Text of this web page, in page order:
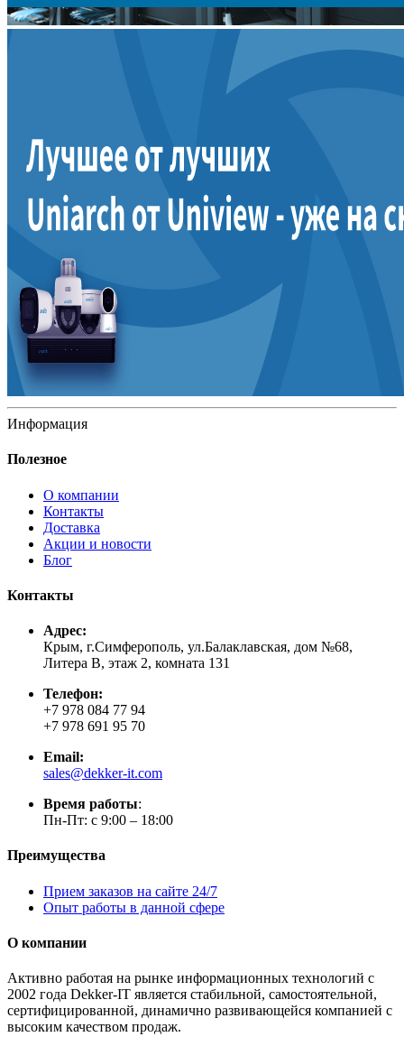
Информация
Полезное
О компании
Контакты
Доставка
Акции и новости
Блог
Контакты
Адрес:
Крым, г.Симферополь, ул.Балаклавская, дом №68,
Литера В, этаж 2, комната 131
Телефон:
+7 978 084 77 94
+7 978 691 95 70
Email:
sales@dekker-it.com
Время работы:
Пн-Пт: с 9:00 – 18:00
Преимущества
Прием заказов на сайте 24/7
Опыт работы в данной сфере
О компании
Активно работая на рынке информационных технологий с
2002 года Dekker-IT является стабильной, самостоятельной,
сертифицированной, динамично развивающейся компанией с
высоким качеством продаж.